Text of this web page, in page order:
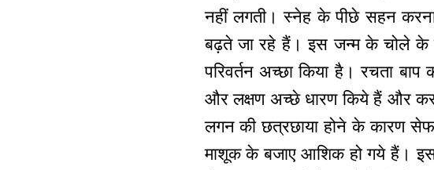
नहीं लगती। स्नेह के पीछे सहन
बढ़ते जा रहे हैं। इस जन्म के चोले के
परिवर्तन अच्छा किया है। रचता
और लक्षण अच्छे धारण किये हैं और कर
लगन की छत्रछाया होने के कारण
माशूक के बजाए आशिक हो गये हैं।